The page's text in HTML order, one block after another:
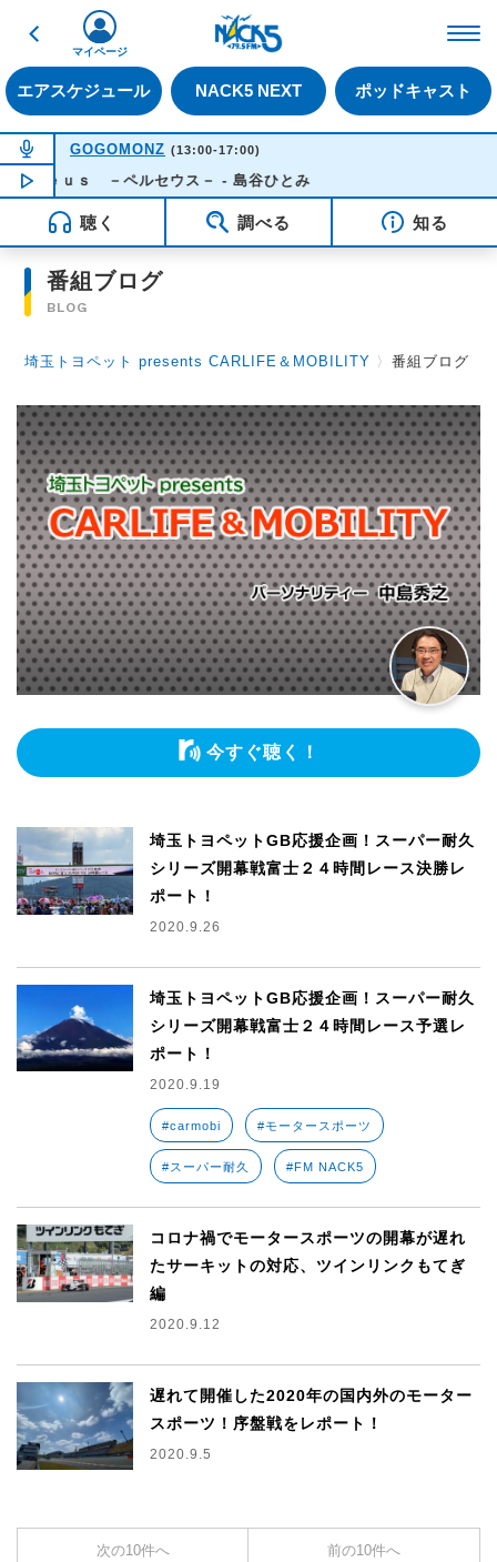
戻る
エアスケジュール NACK5 NEXT ポッドキャスト
マイページ
NOW ON AIR
GOGOMONZ (13:00-17:00)
NOW PLAYING13:16
ｓｅｕｓ －ペルセウス－ - 島谷ひとみ
聴く 調べる 知る
番組ブログ
BLOG
埼玉トヨペット presents CARLIFE＆MOBILITY 〉番組ブログ
今すぐ聴く！
埼玉トヨペットGB応援企画！スーパー耐久
シリーズ開幕戦富士２４時間レース決勝レ
ポート！
2020.9.26
埼玉トヨペットGB応援企画！スーパー耐久
シリーズ開幕戦富士２４時間レース予選レ
ポート！
2020.9.19
#carmobi #モータースポーツ
#スーパー耐久 #FM NACK5
コロナ禍でモータースポーツの開幕が遅れ
たサーキットの対応、ツインリンクもてぎ
編
2020.9.12
遅れて開催した2020年の国内外のモーター
スポーツ！序盤戦をレポート！
2020.9.5
次の10件へ 前の10件へ